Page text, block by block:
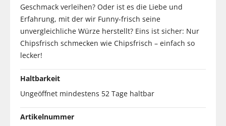
Geschmack verleihen? Oder ist es die Liebe und
Erfahrung, mit der wir Funny-frisch seine
unvergleichliche Würze herstellt? Eins ist sicher: Nur
Chipsfrisch schmecken wie Chipsfrisch – einfach so
lecker!
Haltbarkeit
Ungeöffnet mindestens 52 Tage haltbar
Artikelnummer